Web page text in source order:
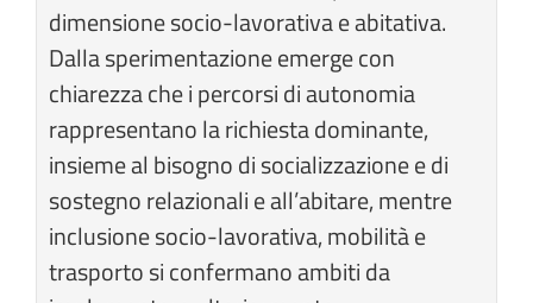
dimensione socio-lavorativa e abitativa.
Dalla sperimentazione emerge con
chiarezza che i percorsi di autonomia
rappresentano la richiesta dominante,
insieme al bisogno di socializzazione e di
sostegno relazionali e all’abitare, mentre
inclusione socio-lavorativa, mobilità e
trasporto si confermano ambiti da